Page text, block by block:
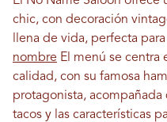
chic, con decoración
llena de vida, perfecta
nombre El menú se centra
calidad, con su famosa
protagonista,
tacos y las características